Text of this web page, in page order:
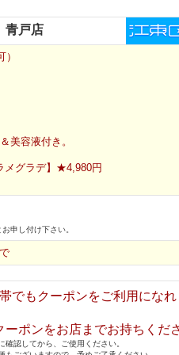
青戸店
美容液付き。
メグラデ】★4,980円
申し付け下さい。
でもクーポンをご利用になれ
ポンをお店までお持ちくだ
認してから、ご使用ください。